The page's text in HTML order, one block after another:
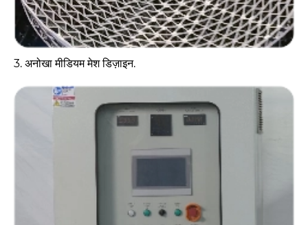
3. अनोखा मीडियम मेश डिज़ाइन.